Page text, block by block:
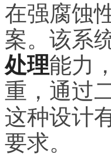
在强腐蚀
案。该系
处理能力
重，通过
这种设计
要求。